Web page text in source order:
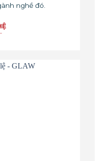
nghề đó.